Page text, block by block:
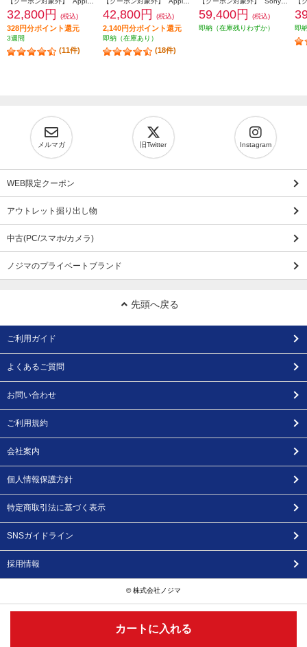
カートに入れる
32,800円 (税込)
328円分ポイント還元
3週間
(11件)
42,800円 (税込)
2,140円分ポイント還元
即納（在庫あり）
(18件)
59,400円
(税込)
即納（在庫残りわずか）
即
メルマガ 旧Twitter Instagram
WEB限定クーポン
アウトレット掘り出し物
中古(PC/スマホ/カメラ)
ノジマのプライベートブランド
先頭へ戻る
ご利用ガイド
よくあるご質問
お問い合わせ
ご利用規約
会社案内
個人情報保護方針
特定商取引法に基づく表示
SNSガイドライン
採用情報
© 株式会社ノジマ